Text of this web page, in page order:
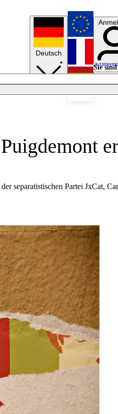
Deutsch
English
Sie
Licht
separatistischen Partei JxCat,